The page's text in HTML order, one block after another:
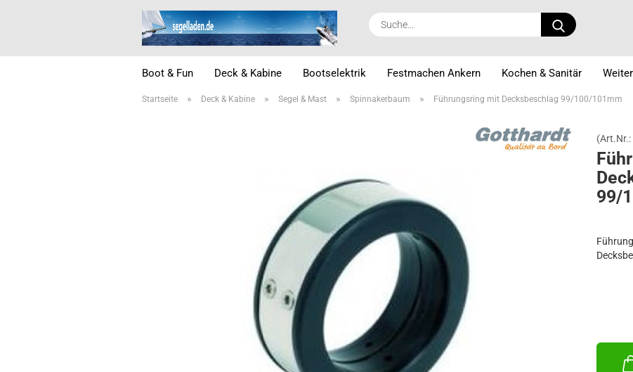
Suche...
Boot & Fun Deck & Kabine Bootselektrik Festmachen Ankern Kochen & Sanitär
Startseite » Deck & Kabine » Segel & Mast » Spinnakerbaum » Führungsring mit Decksbeschlag 99/100/101mm
(Art.Nr.:
99/